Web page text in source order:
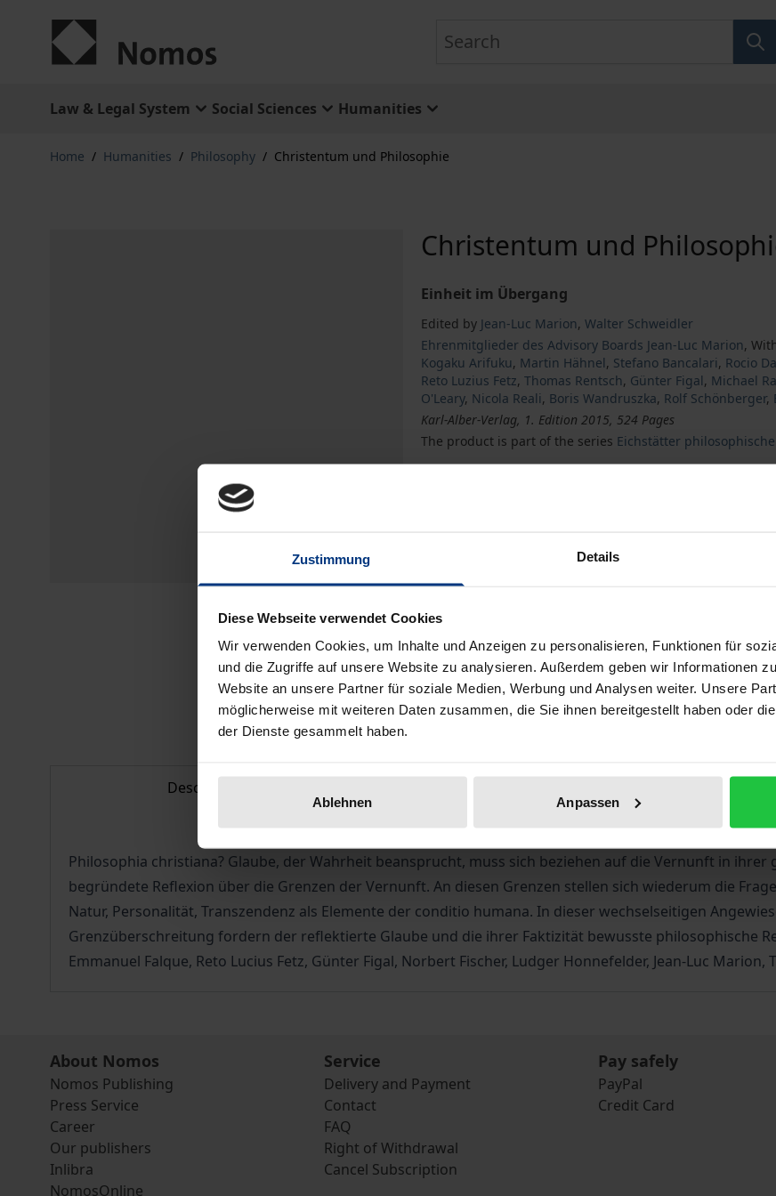
Zustimmung Details
Diese Webseite verwendet Cookies
Wir verwenden Cookies, um Inhalte und Anzeigen zu personalisieren, Funktionen für
und die Zugriffe auf unsere Website zu analysieren. Außerdem geben wir Informationen
Website an unsere Partner für soziale Medien, Werbung und Analysen weiter. Unsere
möglicherweise mit weiteren Daten zusammen, die Sie ihnen bereitgestellt haben oder
der Dienste gesammelt haben.
Ablehnen Anpassen
Law & Legal System Social Sciences Humanities
Home / Humanities / Philosophy / Christentum und Philosophie
Christentum und
Einheit im Übergang
Edited by Jean-Luc Marion,Walter Schweidler
Ehrenmitglieder des Advisory Boards Jean-Luc Marion,
Kogaku Arifuku, Martin Hähnel, Stefano Bancalari, Rocio
Reto Luzius Fetz,Thomas Rentsch, Günter Figal, Michael
O'Leary, Nicola Reali, Boris Wandruszka, Rolf Schönberger,
Karl-Alber-Verlag, 1. Edition 2015, 524 Pages
The product is part of the series Eichstätter
Prices include VAT. Depending on the delivery address, VAT
Add to Cart Add to Wish List
Delivery cost notice
Description
Philosophia christiana? Glaube, der Wahrheit beansprucht, muss sich beziehen auf die Vernunft in
begründete Reflexion über die Grenzen der Vernunft. An diesen Grenzen stellen sich wiederum die
Natur, Personalität, Transzendenz als Elemente der conditio humana. In dieser wechselseitigen
Grenzüberschreitung fordern der reflektierte Glaube und die ihrer Faktizität bewusste philosophische
Emmanuel Falque, Reto Lucius Fetz, Günter Figal, Norbert Fischer, Ludger Honnefelder, Jean-Luc Marion,
About Nomos
Nomos Publishing
Press Service
Career
Our publishers
Inlibra
NomosOnline
Service
Delivery and Payment
Contact
FAQ
Right of Withdrawal
Cancel Subscription
Pay safely
PayPal
Credit Card